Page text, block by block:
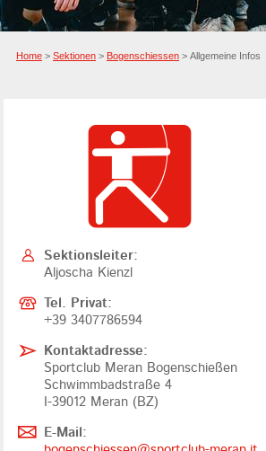
Home > Sektionen > Bogenschiessen > Allgemeine Infos
Sektionsleiter:
Aljoscha Kienzl
Tel. Privat:
+39 3407786594
Kontaktadresse:
Sportclub Meran Bogenschießen
Schwimmbadstraße 4
I-39012 Meran (BZ)
E-Mail: